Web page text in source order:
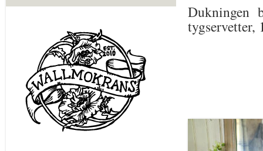
Dukningen